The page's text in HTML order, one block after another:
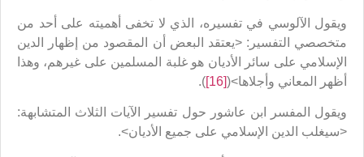
ويقول الآلوسي في تفسيره، الذي لا تخفى أهميته على أحد من
متخصصي التفسير: <يعتقد البعض أن المقصود من إظهار الدين
الإسلامي على سائر الأديان هو غلبة المسلمين على غيرهم، وهذا
أظهر المعاني وأجلاها>([16]
).
ويقول المفسر ابن عاشور حول تفسير الآيات الثلاث المتشابهة:
<سيغلب الدين الإسلامي على جميع الأديان>.